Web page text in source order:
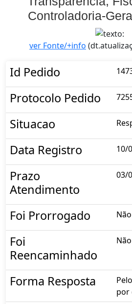
Controladoria-
ver Fonte/+info
Id Pedido
Protocolo Pedido
Situacao
Data Registro 10/
Prazo
Atendimento
03/
Foi Prorrogado Não
Foi
Reencaminhado
Não
Forma Resposta
por